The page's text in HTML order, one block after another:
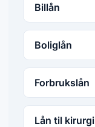
Billån
Boliglån
Forbrukslån
Lån til kirurgi